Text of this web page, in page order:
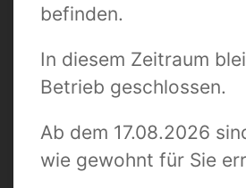
befinden.
In diesem Zeitraum
Betrieb geschlossen.
Ab dem 17.08.2026
wie gewohnt für Sie